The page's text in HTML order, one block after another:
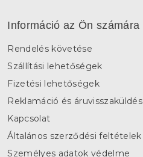
Információ az Ön számára
Rendelés követése
Szállítási lehetőségek
Fizetési lehetőségek
Reklamáció és áruvisszaküldés
Kapcsolat
Általános szerződési feltételek
Személyes adatok védelme